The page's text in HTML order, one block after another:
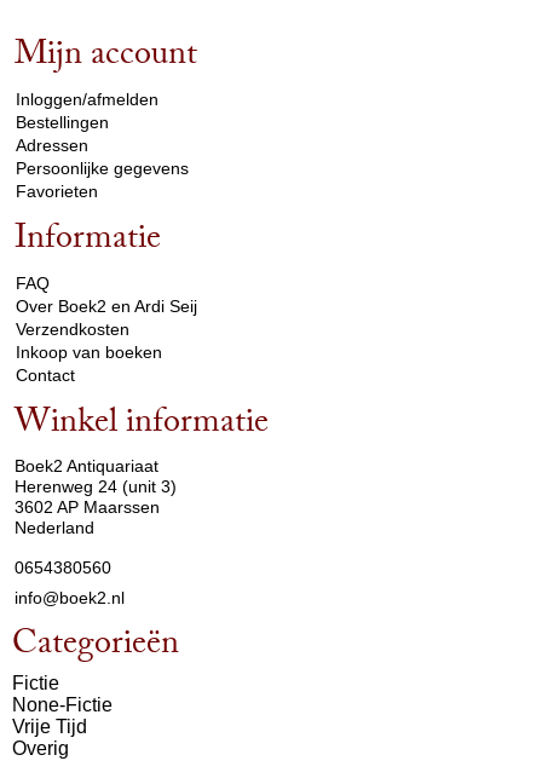
Mijn account
Inloggen/afmelden
Bestellingen
Adressen
Persoonlijke gegevens
Favorieten
Informatie
FAQ
Over Boek2 en Ardi Seij
Verzendkosten
Inkoop van boeken
Contact
Winkel informatie
Boek2 Antiquariaat
Herenweg 24 (unit 3)
3602 AP Maarssen
Nederland
0654380560
info@boek2.nl
Categorieën
Fictie
None-Fictie
Vrije Tijd
Overig